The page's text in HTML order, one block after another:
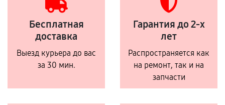
Бесплатная
доставка
Выезд курьера до вас
за 30 мин.
Гарантия до 2-х
лет
Распространяется как
на ремонт, так и на
запчасти